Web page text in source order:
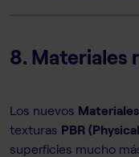
8. Materiales
Los nuevos
texturas PBR
superficies mucho